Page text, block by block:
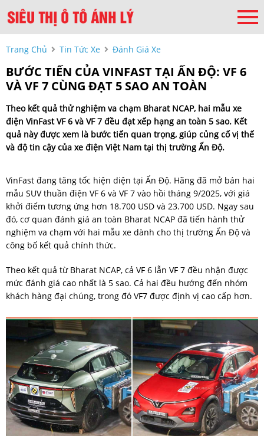
Trang Chủ Tin Tức Xe Đánh Giá Xe
BƯỚC TIẾN CỦA VINFAST TẠI ẤN ĐỘ: VF 6
VÀ VF 7 CÙNG ĐẠT 5 SAO AN TOÀN
Theo kết quả thử nghiệm va chạm Bharat NCAP, hai mẫu xe
điện VinFast VF 6 và VF 7 đều đạt xếp hạng an toàn 5 sao. Kết
quả này được xem là bước tiến quan trọng, giúp củng cố vị thế
và độ tin cậy của xe điện Việt Nam tại thị trường Ấn Độ.
VinFast đang tăng tốc hiện diện tại Ấn Độ. Hãng đã mở bán hai
mẫu SUV thuần điện VF 6 và VF 7 vào hồi tháng 9/2025, với giá
khởi điểm tương ứng hơn 18.700 USD và 23.700 USD. Ngay sau
đó, cơ quan đánh giá an toàn Bharat NCAP đã tiến hành thử
nghiệm va chạm với hai mẫu xe dành cho thị trường Ấn Độ và
công bố kết quả chính thức.
Theo kết quả từ Bharat NCAP, cả VF 6 lẫn VF 7 đều nhận được
mức đánh giá cao nhất là 5 sao. Cả hai đều hướng đến nhóm
khách hàng đại chúng, trong đó VF7 được định vị cao cấp hơn.